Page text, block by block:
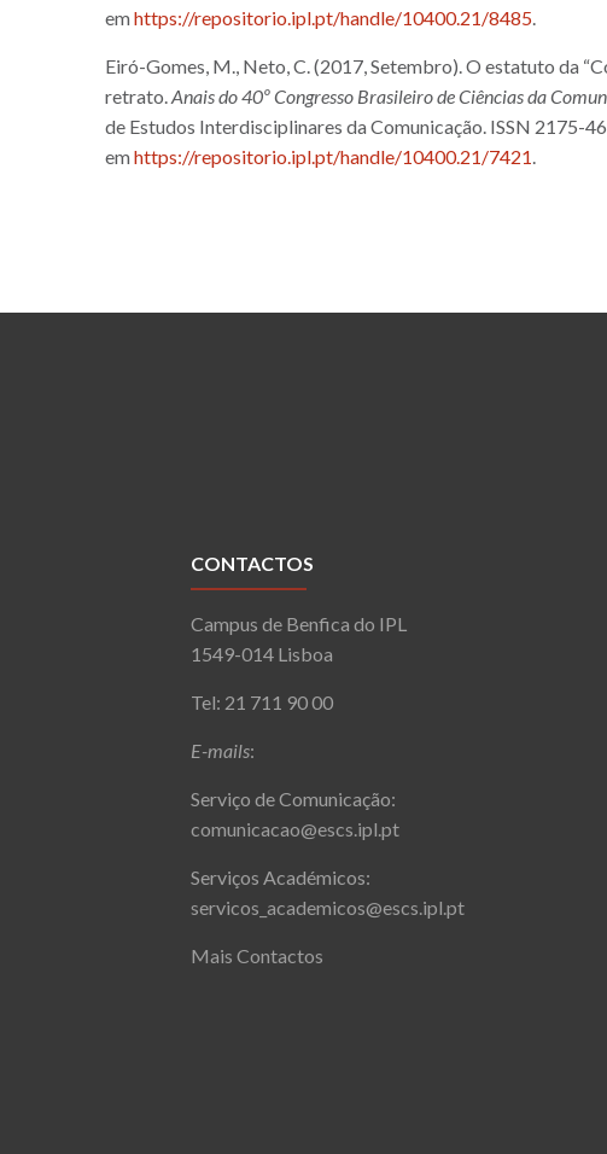
emhttps://repositorio.ipl.pt/handle/10400.21/8485.
Eiró-Gomes, M., Neto, C. (2017, Setembro). O estatuto da
retrato.Anais do 40º Congresso Brasileiro de Ciências da
de Estudos Interdisciplinares da Comunicação. ISSN 2175-
emhttps://repositorio.ipl.pt/handle/10400.21/7421.
CONTACTOS
Campus de Benfica do IPL
1549-014 Lisboa
Tel: 21 711 90 00
E-mails:
Serviço de Comunicação:
comunicacao@escs.ipl.pt
Serviços Académicos:
servicos_academicos@escs.ipl.pt
Mais Contactos